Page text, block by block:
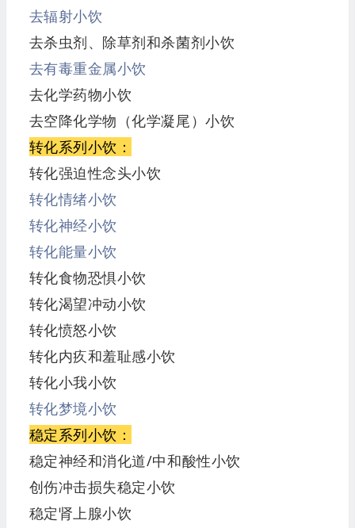
去辐射小饮
去杀虫剂、除草剂和杀菌剂小饮
去有毒重金属小饮
去化学药物小饮
去空降化学物（化学凝尾）小饮
转化系列小饮：
转化强迫性念头小饮
转化情绪小饮
转化神经小饮
转化能量小饮
转化食物恐惧小饮
转化渴望冲动小饮
转化愤怒小饮
转化内疚和羞耻感小饮
转化小我小饮
转化梦境小饮
稳定系列小饮：
稳定神经和消化道/中和酸性小饮
创伤冲击损失稳定小饮
稳定肾上腺小饮